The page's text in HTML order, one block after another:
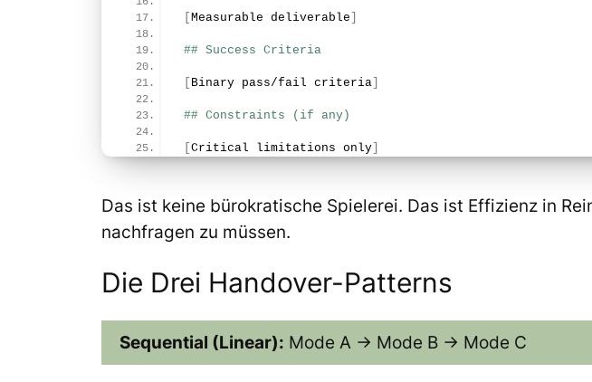
Measurable deliverable
## Success Criteria
Binary pass/fail criteria
## Constraints (if any)
Critical limitations only
Das ist keine bürokratische Spielerei. Das ist Effizienz in
nachfragen zu müssen.
Die Drei Handover-Patterns
Sequential (Linear): Mode A → Mode B → Mode C